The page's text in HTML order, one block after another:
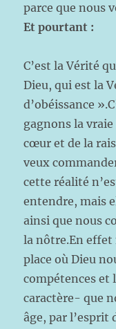
parce que nous
Et pourtant :
C’est la Vérité
Dieu, qui est la
d’obéissance
gagnons la
cœur et de la
veux
cette réalité
entendre, mais
ainsi que nous
la nôtre.En
place où Dieu
compétences et
caractère- que
âge, par l’esprit